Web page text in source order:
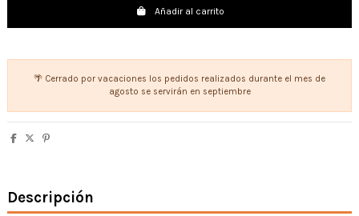
Añadir al carrito
🌴 Cerrado por vacaciones los pedidos realizados durante el mes de
agosto se servirán en septiembre
Descripción